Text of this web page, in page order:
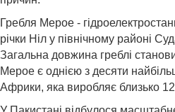
Гребля Мерое -
річки Ніл у північному районі
Загальна довжина греблі
Мерое є однією з десяти
Африки, яка виробляє близько